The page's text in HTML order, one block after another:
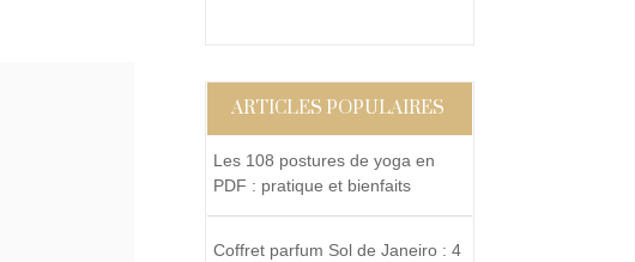
ARTICLES POPULAIRES
Les 108 postures de yoga en
PDF : pratique et bienfaits
Coffret parfum Sol de Janeiro : 4